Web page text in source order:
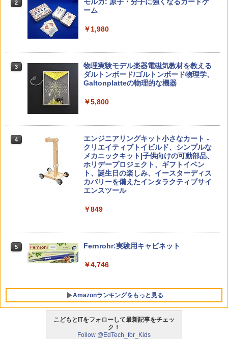
￥2,200
3
カウンセリングとは何か 変化するという
こと (講談社現代新書 2787)
4
「ことばで伝える」ができない子どもた
ち 誰が〈ことばの力〉を育てるのか
￥1,870
ゼロからわかる！ みるみる図形に強く
￥1,430
な・カタカナ・すうじ・ABC 3歳以上 知
【くもん出版公式特別セット】くもん出
版(KUMON PUBLISHING) くもんの日本
知育玩具 おもちゃ 5歳以上 KUMON PN-
￥4,046
Amazon Fire HD 10 キッズプロ (10イン
チ) ディズニー スティッチ エディション
対象年齢6歳から 数千点のキッズコンテ
ンツが1年間使い放題
￥26,980
5
くもん出版(KUMON PUBLISHING) ロジ
上 KUMON LK-10
￥2,750
￥4,290
戦！編
￥1,320
OK（重版：10月上旬発送） (TJMOOK)
2
ーム
￥1,980
3
物理実験モデル楽器電磁気教材を教える
ダルトンボード/ゴルトンボード物理学、
Galtonplatteの物理的な機器
￥5,800
4
エンジニアリングキット小さなカート -
クリエイティブトイビルド、シンプルな
メカニックキット|子供向けの可動部品、
ホリデープロジェクト、ギフトイベン
ト、誕生日の楽しみ、イースターディス
カバリーを備えたインタラクティブサイ
エンスツール
￥849
5 Fernrohr:実験用キャビネット
￥4,746
Amazonランキングをもっと見る
こどもとITをフォローして最新記事をチェッ
ク！
Follow @EdTech_for_Kids